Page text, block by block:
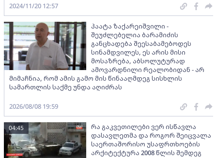
2024/11/20 12:57
პაატა ზაქარეიშვილი -
შეუძლებელია ბარამიძის
განცხადება შეესაბამებოდეს
სინამდვილეს, ეს არის მისი
მოსაზრება, აბსოლუტურად
ამოვარდნილი რეალობიდან - არ
მიმაჩნია, რომ ამის გამო მის წინააღმდეგ სისხლის
სამართლის საქმე უნდა აღიძრას
2026/08/08 19:59
რა გაკვეთილები ვერ ისწავლა
დასავლეთმა და როგორ შეიცვალა
საერთაშორისო უსაფრთხოების
არქიტექტურა 2008 წლის შემდეგ
04:45